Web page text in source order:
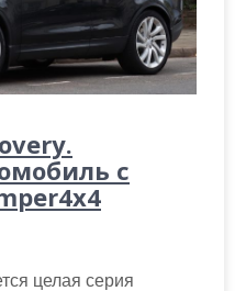
с
целая серия